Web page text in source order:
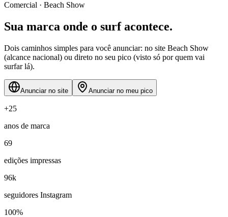
Comercial · Beach Show
Sua marca onde o surfacontece.
Dois caminhos simples para você anunciar: no site Beach Show
(alcance nacional) ou direto no seu pico (visto só por quem vai
surfar lá).
Anunciar no site Anunciar no meu pico
+25
anos de marca
69
edições impressas
96k
seguidores Instagram
100%